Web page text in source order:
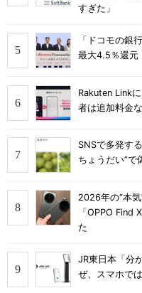
すぎた」
「ドコモの銀
最大4.5％還
Rakuten Link
者は追加料金
SNSで多発す
ちょうだい”で
2026年の“本
「OPPO Find
た
JR東日本「分
ぜ、スマホで